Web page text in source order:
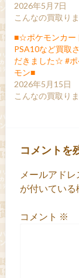
2026年5月7日
こんなの買取り
■☆ポケモンカー
PSA10など買取
だきました☆ #ポ
モン■
2026年5月15日
こんなの買取り
コメントを
メールアド
が付いてい
コメント ※